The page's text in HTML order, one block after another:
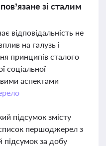
зі сталим
відповідальність не
на галузь і
принципів сталого
соціальної
аспектами
підсумок змісту
першоджерел з
за добу